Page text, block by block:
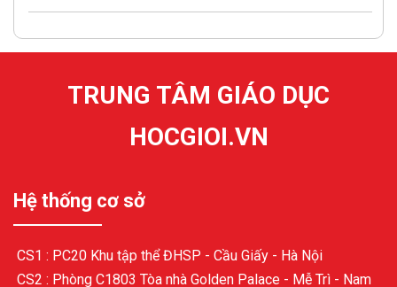
TRUNG TÂM GIÁO DỤC
HOCGIOI.VN
Hệ thống cơ sở
CS1 : PC20 Khu tập thể ĐHSP - Cầu Giấy - Hà Nội
CS2 : Phòng C1803 Tòa nhà Golden Palace - Mễ Trì - Nam